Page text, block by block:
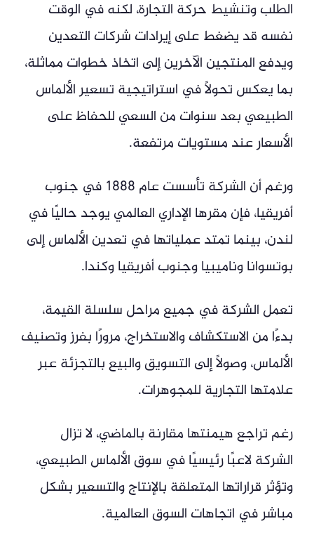
الطلب وتنشيط حركة التجارة، لكنه في الوقت
نفسه قد يضغط على إيرادات شركات التعدين
ويدفع المنتجين الآخرين إلى اتخاذ خطوات مماثلة،
بما يعكس تحولًا في استراتيجية تسعير الألماس
الطبيعي بعد سنوات من السعي للحفاظ على
الأسعار عند مستويات مرتفعة.
ورغم أن الشركة تأسست عام 1888 في جنوب
أفريقيا، فإن مقرها الإداري العالمي يوجد حاليًا في
لندن، بينما تمتد عملياتها في تعدين الألماس إلى
بوتسوانا وناميبيا وجنوب أفريقيا وكندا.
تعمل الشركة في جميع مراحل سلسلة القيمة،
بدءًا من الاستكشاف والاستخراج، مرورًا بفرز وتصنيف
الألماس، وصولًا إلى التسويق والبيع بالتجزئة عبر
علامتها التجارية للمجوهرات.
رغم تراجع هيمنتها مقارنة بالماضي، لا تزال
الشركة لاعبًا رئيسيًا في سوق الألماس الطبيعي،
وتؤثر قراراتها المتعلقة بالإنتاج والتسعير بشكل
مباشر في اتجاهات السوق العالمية.